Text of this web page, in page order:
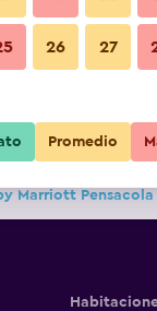
$151
$153
Marriott
26 27
Promedio